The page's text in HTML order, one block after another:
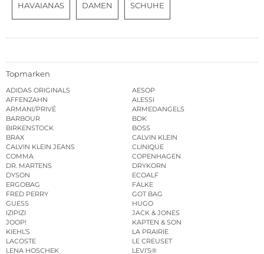
HAVAIANAS DAMEN SCHUHE
Topmarken
ADIDAS ORIGINALS
AESOP
AFFENZAHN
ALESSI
ARMANI/PRIVÉ
ARMEDANGELS
BARBOUR
BDK
BIRKENSTOCK
BOSS
BRAX
CALVIN KLEIN
CALVIN KLEIN JEANS
CLINIQUE
COMMA
COPENHAGEN
DR. MARTENS
DRYKORN
DYSON
ECOALF
ERGOBAG
FALKE
FRED PERRY
GOT BAG
GUESS
HUGO
IZIPIZI
JACK & JONES
JOOP!
KAPTEN & SON
KIEHL’S
LA PRAIRIE
LACOSTE
LE CREUSET
LENA HOSCHEK
LEVI’S®